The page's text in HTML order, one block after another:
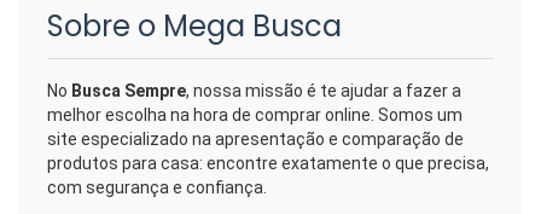
Sobre o Mega Busca
No Busca Sempre, nossa missão é te ajudar a fazer a
melhor escolha na hora de comprar online. Somos um
site especializado na apresentação e comparação de
produtos para casa: encontre exatamente o que precisa,
com segurança e confiança.